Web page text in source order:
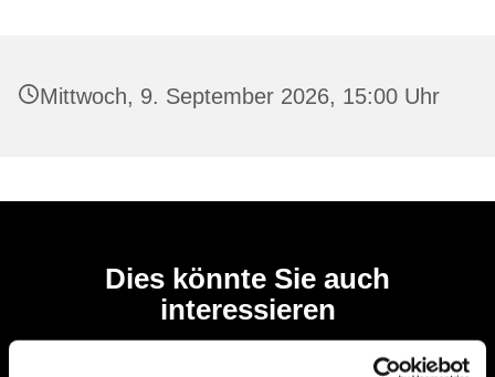
Mittwoch, 9. September 2026, 15:00 Uhr
Dies könnte Sie auch
interessieren